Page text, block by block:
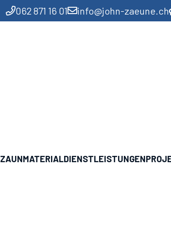
062 871 16 01 info@john-zaeune.ch
ZAUNMATERIALDIENSTLEISTUNGEN